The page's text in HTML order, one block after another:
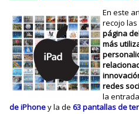
En este
recojo las
página
más
redes
la
de iPhoney la de63 pantallas de